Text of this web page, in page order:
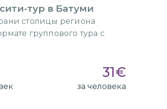
тур в Батуми
столицы региона
группового тура с
31€
за человека